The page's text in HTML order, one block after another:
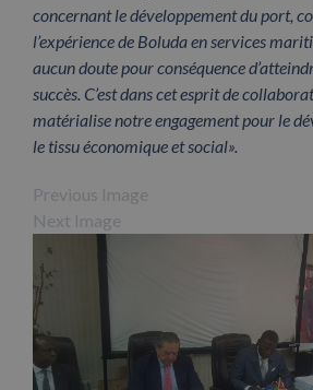
concernant le développement du port,
l’expérience de Boluda en services
aucun doute pour conséquence
succès. C’est dans cet esprit de
matérialise notre engagement pour le
le tissu économique et social».
Previous Image
Next Image